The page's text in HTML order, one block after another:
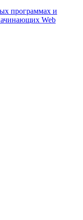
программах и
Web